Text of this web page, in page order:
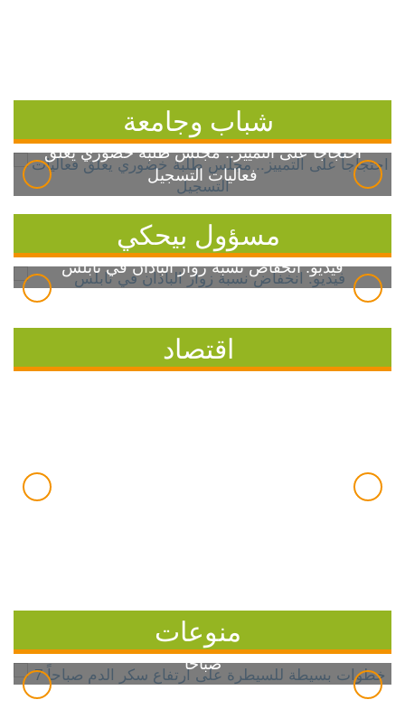
شباب وجامعة
احتجاجاً على التمييز.. مجلس طلبة خضوري يعلق
فعاليات التسجيل
مسؤول بيحكي
فيديو: انخفاض نسبة زوار الباذان في نابلس
اقتصاد
منوعات
7 خطوات بسيطة للسيطرة على ارتفاع سكر الدم
صباحاً